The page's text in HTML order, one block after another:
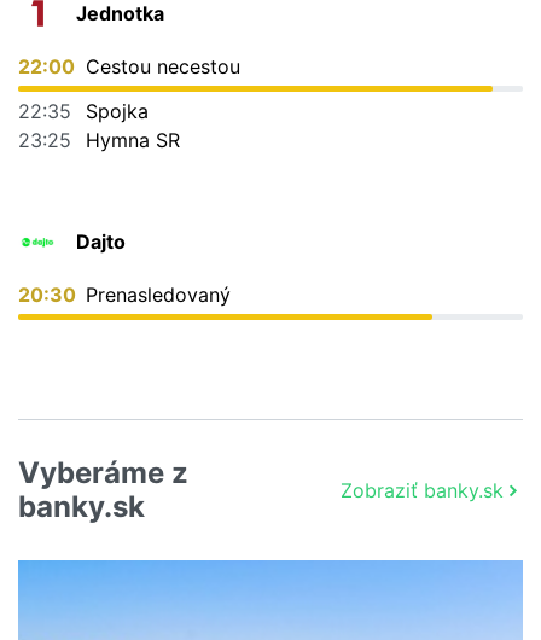
Jednotka
22:00 Cestou necestou
22:35
Spojka
23:25
Hymna SR
Dajto
20:30 Prenasledovaný
Vyberáme z
banky.sk
Zobraziť banky.sk